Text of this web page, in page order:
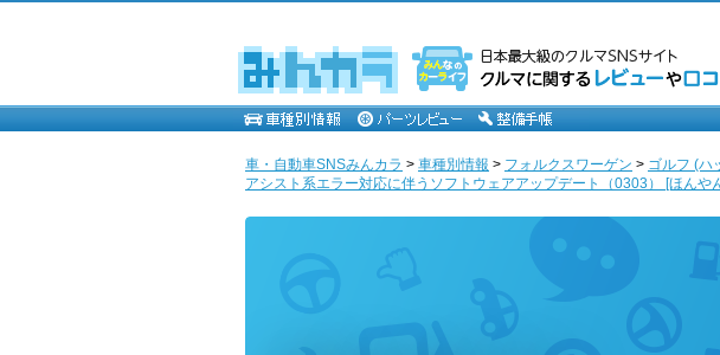
車・自動車SNSみんカラ > 車種別情報 > フォルクスワーゲン > ゴルフ (ハ
アシスト系エラー対応に伴うソフトウェアアップデート（0303） [ほんや